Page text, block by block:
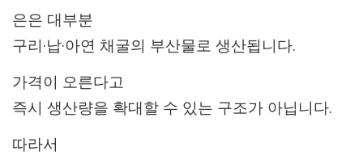
은은 대부분
구리·납·아연 채굴의 부산물로 생산됩니다.
가격이 오른다고
즉시 생산량을 확대할 수 있는 구조가 아닙니다.
따라서